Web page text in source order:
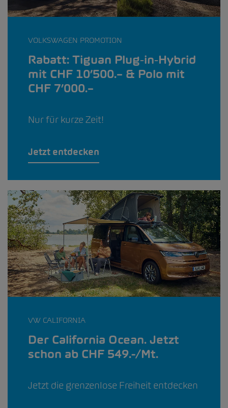
VOLKSWAGEN PROMOTION
Rabatt: Tiguan Plug‑in‑Hybrid
mit CHF 10’500.– & Polo mit
CHF 7’000.–
Nur für kurze Zeit!
Jetzt entdecken
VW CALIFORNIA
Der California Ocean. Jetzt
schon ab CHF 549.-/Mt.
Jetzt die grenzenlose Freiheit entdecken